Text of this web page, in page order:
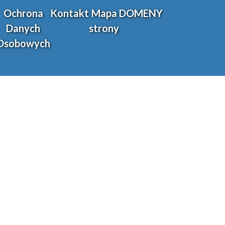
Ochrona
Danych
Kontakt Mapa
strony
DOMENY